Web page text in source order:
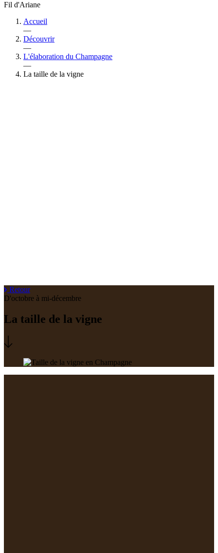
Fil d'Ariane
Accueil
—
Découvrir
—
L'élaboration du Champagne
—
La taille de la vigne
Retour
D'octobre à mi-décembre
La taille de la vigne